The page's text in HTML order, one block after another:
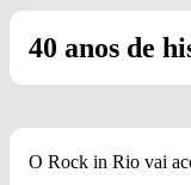
40 anos de
O Rock in Rio vai